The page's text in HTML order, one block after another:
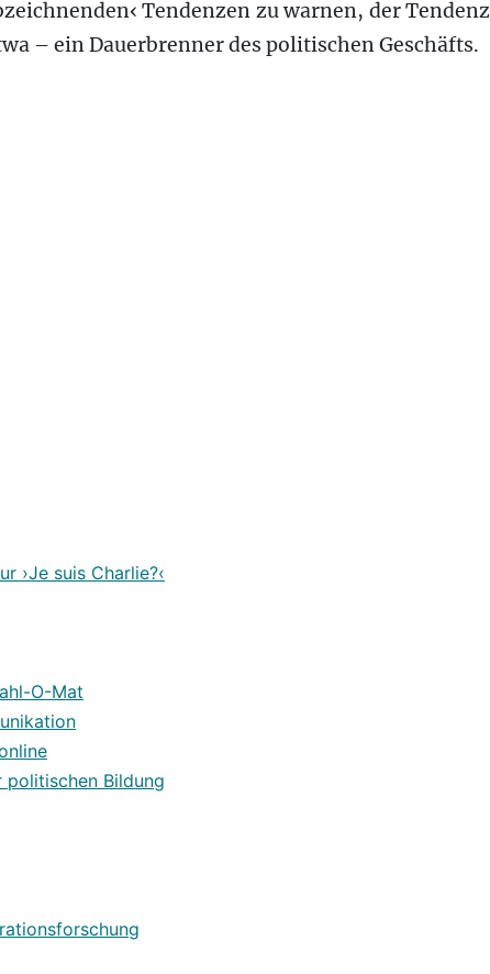
Tendenzen zu warnen, der Tendenz
– ein Dauerbrenner des politischen Geschäfts.
›Je suis Charlie?‹
O-Mat
Bildung